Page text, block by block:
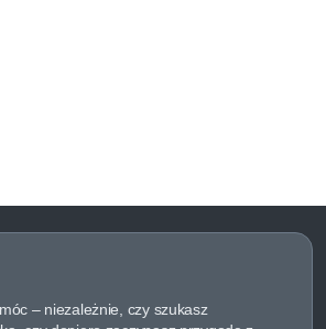
– niezależnie, czy szukasz